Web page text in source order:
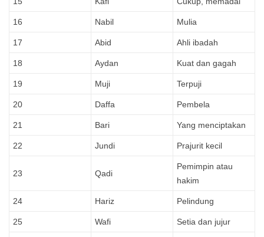
16 Nabil Mulia
17 Abid Ahli ibadah
18 Aydan Kuat dan gagah
19 Muji Terpuji
20 Daffa Pembela
21 Bari Yang menciptakan
22 Jundi Prajurit kecil
23 Qadi
Pemimpin atau
hakim
24 Hariz Pelindung
25 Wafi Setia dan jujur